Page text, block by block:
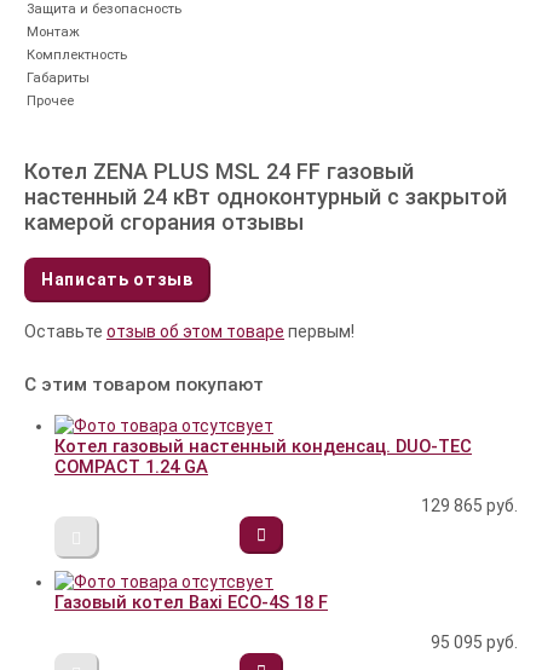
Защита и безопасность
Монтаж
Комплектность
Габариты
Прочее
Котел ZENA PLUS MSL 24 FF газовый
настенный 24 кВт одноконтурный с закрытой
камерой сгорания отзывы
Написать отзыв
Оставьте отзыв об этом товаре первым!
С этим товаром покупают
Котел газовый настенный конденсац. DUO-TEC
COMPACT 1.24 GA
129 865 руб.
Газовый котел Baxi ECO-4S 18 F
95 095 руб.